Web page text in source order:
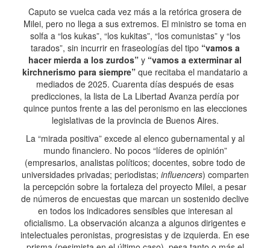
Caputo se vuelca cada vez más a la retórica grosera de
Milei, pero no llega a sus extremos. El ministro se toma en
solfa a “los kukas”, “los kukitas”, “los comunistas” y “los
tarados”, sin incurrir en fraseologías del tipo “vamos a
hacer mierda a los zurdos” y “vamos a exterminar al
kirchnerismo para siempre” que recitaba el mandatario a
mediados de 2025. Cuarenta días después de esas
predicciones, la lista de La Libertad Avanza perdía por
quince puntos frente a las del peronismo en las elecciones
legislativas de la provincia de Buenos Aires.
La “mirada positiva” excede al elenco gubernamental y al
mundo financiero. No pocos “líderes de opinión”
(empresarios, analistas políticos; docentes, sobre todo de
universidades privadas; periodistas; influencers) comparten
la percepción sobre la fortaleza del proyecto Milei, a pesar
de números de encuestas que marcan un sostenido declive
en todos los indicadores sensibles que interesan al
oficialismo. La observación alcanza a algunos dirigentes e
intelectuales peronistas, progresistas y de izquierda. En ese